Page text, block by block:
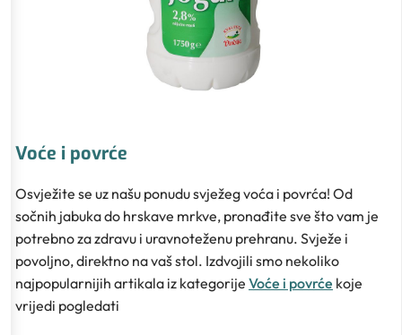
Voće i povrće
Osvježite se uz našu ponudu svježeg voća i povrća! Od
sočnih jabuka do hrskave mrkve, pronađite sve što vam je
potrebno za zdravu i uravnoteženu prehranu. Svježe i
povoljno, direktno na vaš stol. Izdvojili smo nekoliko
najpopularnijih artikala iz kategorije Voće i povrće koje
vrijedi pogledati